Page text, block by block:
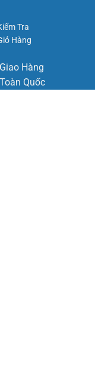
Tra
Hàng
Giao Hàng
Toàn Quốc